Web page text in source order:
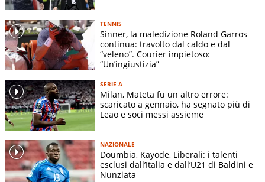
TENNIS
Sinner, la maledizione Roland Garros
continua: travolto dal caldo e dal
“veleno”. Courier impietoso:
“Un’ingiustizia”
SERIE A
Milan, Mateta fu un altro errore:
scaricato a gennaio, ha segnato più di
Leao e soci messi assieme
NAZIONALE
Doumbia, Kayode, Liberali: i talenti
esclusi dall’Italia e dall’U21 di Baldini e
Nunziata